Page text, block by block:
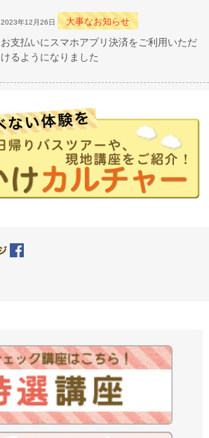
2023年12月26日 大事なお知らせ
お支払いにスマホアプリ決済をご利用いただ
けるようになりました